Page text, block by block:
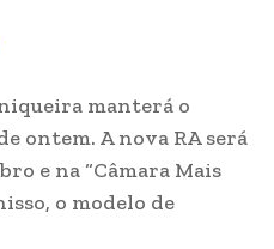
manterá o
ontem. A nova RA será
e na “Câmara Mais
o modelo de